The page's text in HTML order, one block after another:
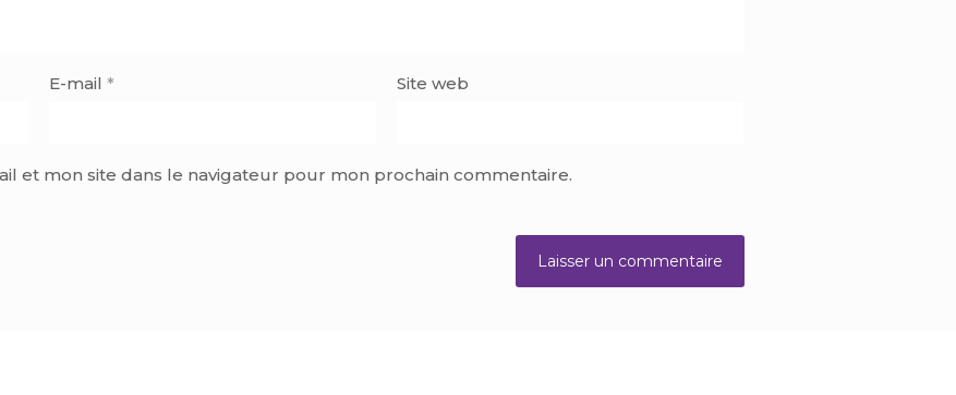
E-mail* Site web
et mon site dans le navigateur pour mon prochain commentaire.